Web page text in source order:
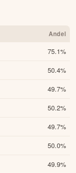
Andel
75.1%
50.4%
49.7%
50.2%
49.7%
50.0%
49.9%